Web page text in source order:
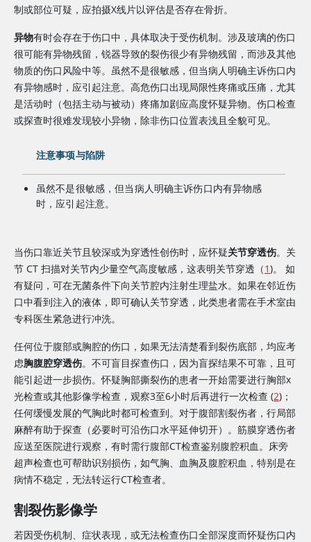
制或部位可疑，应拍摄X线片以评估是否存在骨折。
异物有时会存在于伤口中，具体取决于受伤机制。涉及玻璃的伤口
很可能有异物残留，锐器导致的裂伤很少有异物残留，而涉及其他
物质的伤口风险中等。虽然不是很敏感，但当病人明确主诉伤口内
有异物感时，应引起注意。高危伤口出现局限性疼痛或压痛，尤其
是活动时（包括主动与被动）疼痛加剧应高度怀疑异物。伤口检查
或探查时很难发现较小异物，除非伤口位置表浅且全貌可见。
注意事项与陷阱
虽然不是很敏感，但当病人明确主诉伤口内有异物感
时，应引起注意。
当伤口靠近关节且较深或为穿透性创伤时，应怀疑关节穿透伤。关
节 CT 扫描对关节内少量空气高度敏感，这表明关节穿透（1)。 如
有疑问，可在无菌条件下向关节腔内注射生理盐水。如果在邻近伤
口中看到注入的液体，即可确认关节穿透，此类患者需在手术室由
专科医生紧急进行冲洗。
任何位于腹部或胸腔的伤口，如果无法清楚看到裂伤底部，均应考
虑胸腹腔穿透伤。不可盲目探查伤口，因为盲探结果不可靠，且可
能引起进一步损伤。怀疑胸部撕裂伤的患者一开始需要进行胸部x
光检查或其他影像学检查，观察3至6小时后再进行一次检查 (2)；
任何缓慢发展的气胸此时都可检查到。对于腹部割裂伤者，行局部
麻醉有助于探查（必要时可沿伤口水平延伸切开）。筋膜穿透伤者
应送至医院进行观察，有时需行腹部CT检查鉴别腹腔积血。床旁
超声检查也可帮助识别损伤，如气胸、血胸及腹腔积血，特别是在
病情不稳定，无法转运行CT检查者。
割裂伤影像学
若因受伤机制、症状表现，或无法检查伤口全部深度而怀疑伤口内